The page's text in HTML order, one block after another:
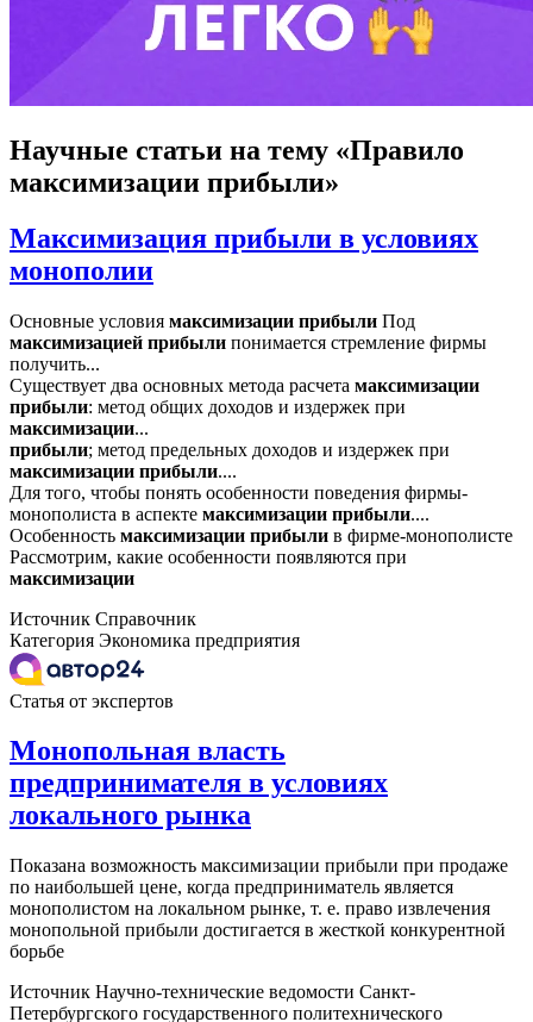
Научные статьи на тему «Правило
максимизации прибыли»
Максимизация прибыли в условиях
монополии
Основные условия максимизации прибыли Под
максимизацией прибыли понимается стремление фирмы
получить...
Существует два основных метода расчета максимизации
прибыли: метод общих доходов и издержек при
максимизации...
прибыли; метод предельных доходов и издержек при
максимизации прибыли....
Для того, чтобы понять особенности поведения фирмы-
монополиста в аспекте максимизации прибыли....
Особенность максимизации прибыли в фирме-монополисте
Рассмотрим, какие особенности появляются при
максимизации
Источник Справочник
Категория Экономика предприятия
Статья от экспертов
Монопольная власть
предпринимателя в условиях
локального рынка
Показана возможность максимизации прибыли при продаже
по наибольшей цене, когда предприниматель является
монополистом на локальном рынке, т. е. право извлечения
монопольной прибыли достигается в жесткой конкурентной
борьбе
Источник Научно-технические ведомости Санкт-
Петербургского государственного политехнического